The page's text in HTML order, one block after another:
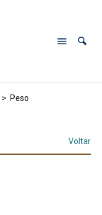
> Peso
Voltar